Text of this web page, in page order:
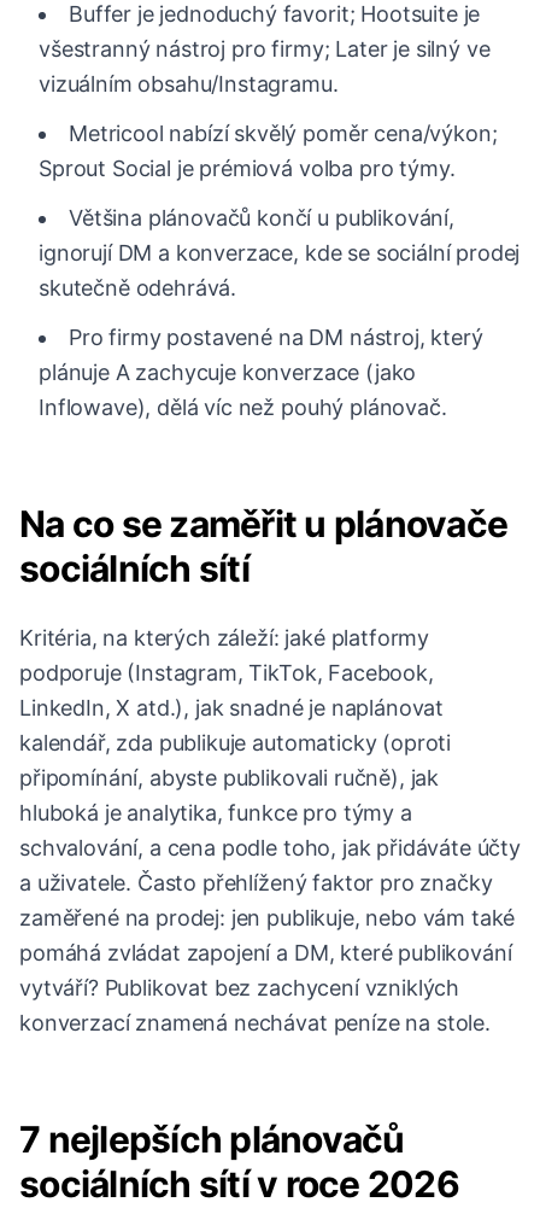
Buffer je jednoduchý favorit; Hootsuite je
všestranný nástroj pro firmy; Later je silný ve
vizuálním obsahu/Instagramu.
Metricool nabízí skvělý poměr cena/výkon;
Sprout Social je prémiová volba pro týmy.
Většina plánovačů končí u publikování,
ignorují DM a konverzace, kde se sociální prodej
skutečně odehrává.
Pro firmy postavené na DM nástroj, který
plánuje A zachycuje konverzace (jako
Inflowave), dělá víc než pouhý plánovač.
Na co se zaměřit u plánovače
sociálních sítí
Kritéria, na kterých záleží: jaké platformy
podporuje (Instagram, TikTok, Facebook,
LinkedIn, X atd.), jak snadné je naplánovat
kalendář, zda publikuje automaticky (oproti
připomínání, abyste publikovali ručně), jak
hluboká je analytika, funkce pro týmy a
schvalování, a cena podle toho, jak přidáváte účty
a uživatele. Často přehlížený faktor pro značky
zaměřené na prodej: jen publikuje, nebo vám také
pomáhá zvládat zapojení a DM, které publikování
vytváří? Publikovat bez zachycení vzniklých
konverzací znamená nechávat peníze na stole.
7 nejlepších plánovačů
sociálních sítí v roce 2026